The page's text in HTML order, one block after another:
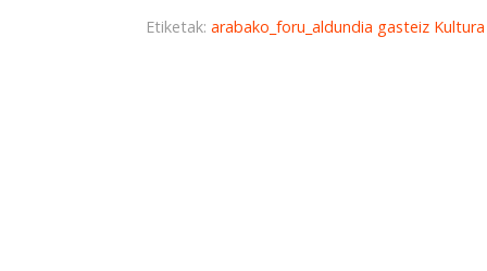
Etiketak:arabako_foru_aldundia gasteiz